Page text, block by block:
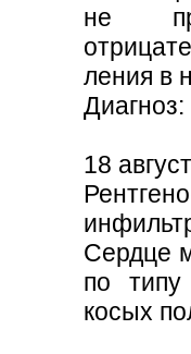
не
ления в
18
Сердце
по
косых